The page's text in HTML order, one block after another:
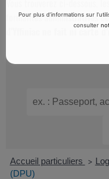
formalités administratives
d’Yffiniac ne fait ni carte
Accueil particuliers >
(DPU)
Pour plus d’informations sur
consulter